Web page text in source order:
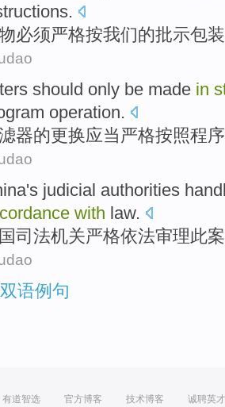
.
必须严格按我们的批示包装
should only be made in
operation.
器的更换应当 严格按照程序
judicial authorities
with law.
司法机关严格依法审理此案
语例句
有道智选 官方博客 技术博客 诚聘英才